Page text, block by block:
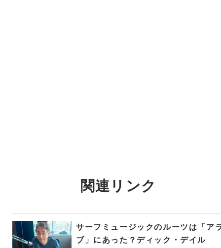
関連リンク
サーフミュージックのルーツは「ア
ブ」にあった？ディック・デイル